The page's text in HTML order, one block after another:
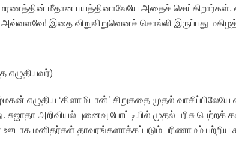
மீதான பயத்தினாலேயே அதைச் செய்கிறார்கள்.
இதை விறுவிறுவெனச் சொல்லி இருப்பது
எழுதியவர்)
எழுதிய ‘கிளாமிடான்’ சிறுகதை முதல்
அறிவியல் புனைவு போட்டியில் முதல் பரிசு பெற்றக்
ஊடாக மனிதர்கள் தாவரங்களாக்கப்படும் பரிணாமம்